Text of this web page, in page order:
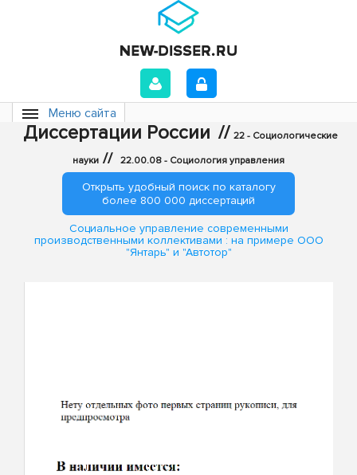
Меню сайта
Диссертации России // 22 - Социологические
науки // 22.00.08 - Социология управления
Открыть удобный поиск по каталогу
более 800 000 диссертаций
Социальное управление современными
производственными коллективами : на примере ООО
"Янтарь" и "Автотор"